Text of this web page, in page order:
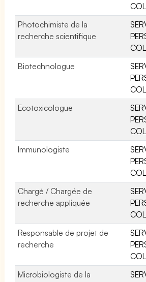
Photochimiste de la
recherche scientifique
Biotechnologue
Ecotoxicologue
Immunologiste
Chargé / Chargée de
recherche appliquée
Responsable de projet de
recherche
Microbiologiste de la